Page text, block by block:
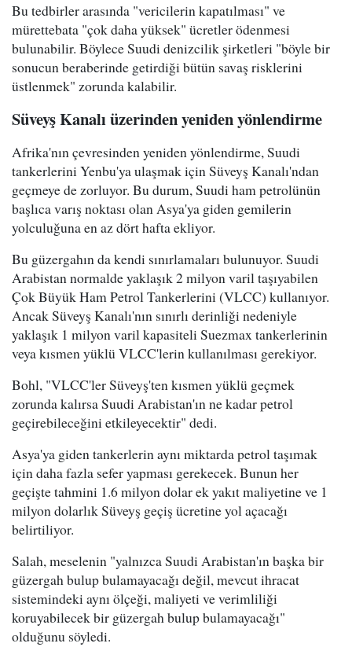
Bu tedbirler arasında "vericilerin kapatılması" ve
mürettebata "çok daha yüksek" ücretler ödenmesi
bulunabilir. Böylece Suudi denizcilik şirketleri "böyle bir
sonucun beraberinde getirdiği bütün savaş risklerini
üstlenmek" zorunda kalabilir.
Süveyş Kanalı üzerinden yeniden yönlendirme
Afrika'nın çevresinden yeniden yönlendirme, Suudi
tankerlerini Yenbu'ya ulaşmak için Süveyş Kanalı'ndan
geçmeye de zorluyor. Bu durum, Suudi ham petrolünün
başlıca varış noktası olan Asya'ya giden gemilerin
yolculuğuna en az dört hafta ekliyor.
Bu güzergahın da kendi sınırlamaları bulunuyor. Suudi
Arabistan normalde yaklaşık 2 milyon varil taşıyabilen
Çok Büyük Ham Petrol Tankerlerini (VLCC) kullanıyor.
Ancak Süveyş Kanalı'nın sınırlı derinliği nedeniyle
yaklaşık 1 milyon varil kapasiteli Suezmax tankerlerinin
veya kısmen yüklü VLCC'lerin kullanılması gerekiyor.
Bohl, "VLCC'ler Süveyş'ten kısmen yüklü geçmek
zorunda kalırsa Suudi Arabistan'ın ne kadar petrol
geçirebileceğini etkileyecektir" dedi.
Asya'ya giden tankerlerin aynı miktarda petrol taşımak
için daha fazla sefer yapması gerekecek. Bunun her
geçişte tahmini 1.6 milyon dolar ek yakıt maliyetine ve 1
milyon dolarlık Süveyş geçiş ücretine yol açacağı
belirtiliyor.
Salah, meselenin "yalnızca Suudi Arabistan'ın başka bir
güzergah bulup bulamayacağı değil, mevcut ihracat
sistemindeki aynı ölçeği, maliyeti ve verimliliği
koruyabilecek bir güzergah bulup bulamayacağı"
olduğunu söyledi.